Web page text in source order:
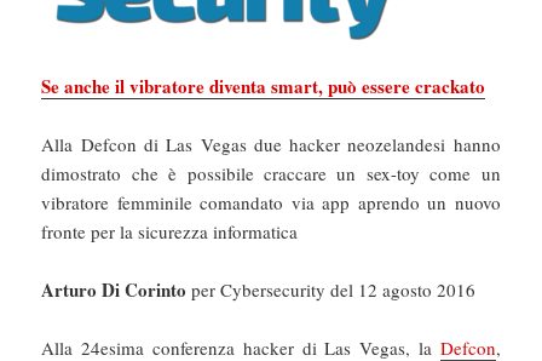
Se anche il vibratore diventa smart, può essere crackato
Alla Defcon di Las Vegas due hacker neozelandesi hanno
dimostrato che è possibile craccare un sex-toy come un
vibratore femminile comandato via app aprendo un nuovo
fronte per la sicurezza informatica
Arturo Di Corinto per Cybersecurity del 12 agosto 2016
Alla 24esima conferenza hacker di Las Vegas, la Defcon,